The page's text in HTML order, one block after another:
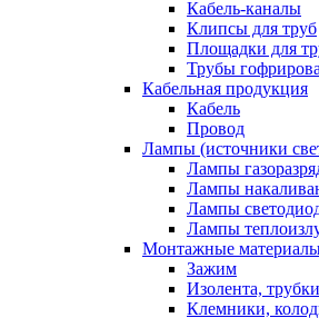
Кабель-каналы
Клипсы для труб
Площадки для
Трубы
Кабельная продукция
Кабель
Провод
Лампы (источники
Лампы
Лампы
Лампы
Лампы
Монтажные
Зажим
Изолента,
Клемники,